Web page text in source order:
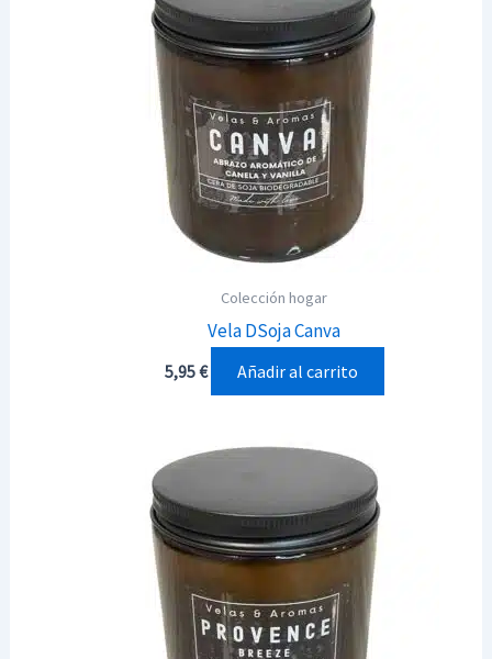
Colección hogar
Vela DSoja Canva
5,95€ Añadir al carrito